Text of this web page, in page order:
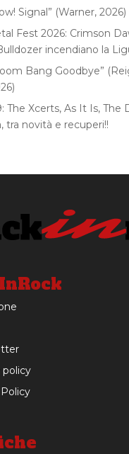
Signal” (Warner, 2026)
Fest 2026: Crimson
incendiano la
Bang Goodbye”
The Xcerts, As It Is, The
tra novità e recuperi!!
policy